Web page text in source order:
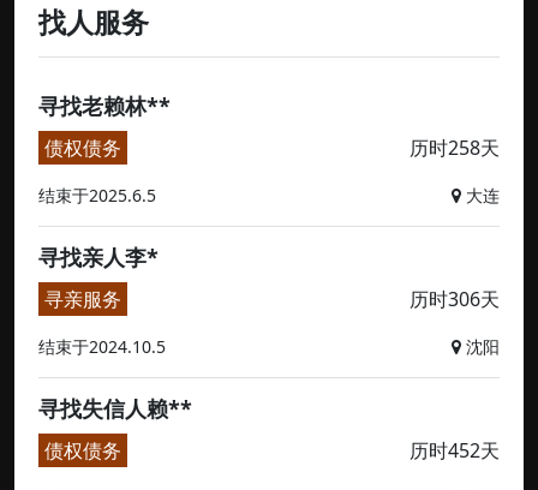
找人服务
寻找老赖林**
债权债务 历时258天
结束于2025.6.5 大连
寻找亲人李*
寻亲服务 历时306天
结束于2024.10.5 沈阳
寻找失信人赖**
债权债务 历时452天